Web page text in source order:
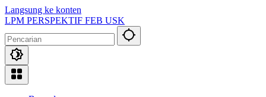
Langsung ke konten
LPM PERSPEKTIF FEB USK